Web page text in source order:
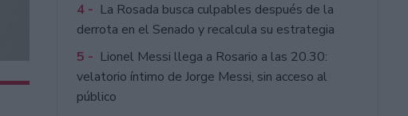
4 - La Rosada busca culpables después de la
derrota en el Senado y recalcula su estrategia
5 - Lionel Messi llega a Rosario a las 20.30:
velatorio íntimo de Jorge Messi, sin acceso al
público